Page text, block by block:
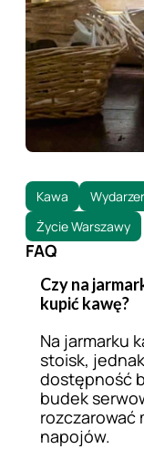
Kawa
Życie Warszawy
FAQ
Czy na
kupić kawę?
Na jarmarku
stoisk,
dostępność
budek
rozczarować
napojów.